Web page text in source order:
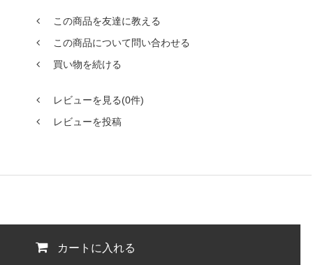
この商品を友達に教える
この商品について問い合わせる
買い物を続ける
レビューを見る(0件)
レビューを投稿
カートに入れる